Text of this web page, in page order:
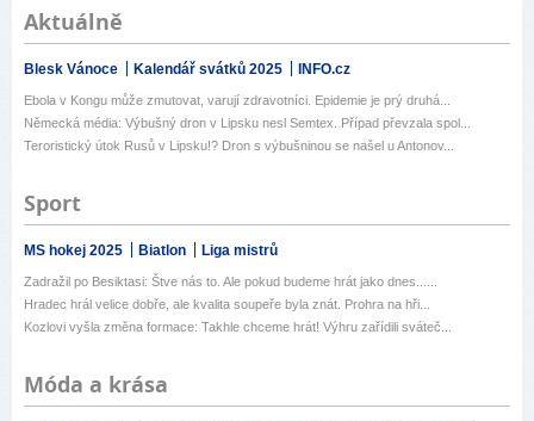
Aktuálně
Blesk Vánoce Kalendář svátků 2025 INFO.cz
Ebola v Kongu může zmutovat, varují zdravotníci. Epidemie je prý druhá...
Německá média: Výbušný dron v Lipsku nesl Semtex. Případ převzala spol...
Teroristický útok Rusů v Lipsku!? Dron s výbušninou se našel u Antonov...
Sport
MS hokej 2025 Biatlon Liga mistrů
Zadražil po Besiktasi: Štve nás to. Ale pokud budeme hrát jako dnes......
Hradec hrál velice dobře, ale kvalita soupeře byla znát. Prohra na hři...
Kozlovi vyšla změna formace: Takhle chceme hrát! Výhru zařídili sváteč...
Móda a krása